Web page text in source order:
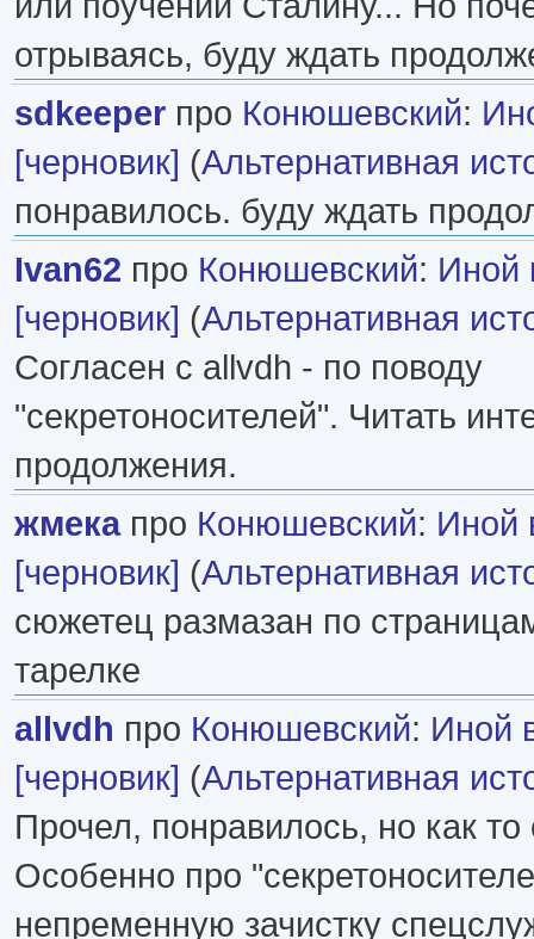
отрываясь, буду ждать
sdkeeper про Конюшевский:
[черновик] (Альтернативная
понравилось. буду ждать
Ivan62 про Конюшевский: Иной
[черновик] (Альтернативная
Согласен с allvdh - по поводу
"секретоносителей". Читать
продолжения.
жмекапро Конюшевский: Иной
[черновик] (Альтернативная
сюжетец размазан по
тарелке
allvdh про Конюшевский: Иной
[черновик] (Альтернативная
Прочел, понравилось, но как то
Особенно про
непременную зачистку